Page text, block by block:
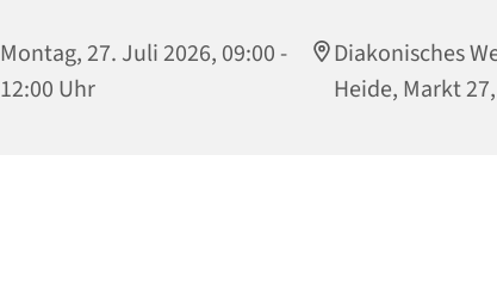
Montag, 27. Juli 2026, 09:00 -
12:00 Uhr
Diakonisches
Heide, Markt